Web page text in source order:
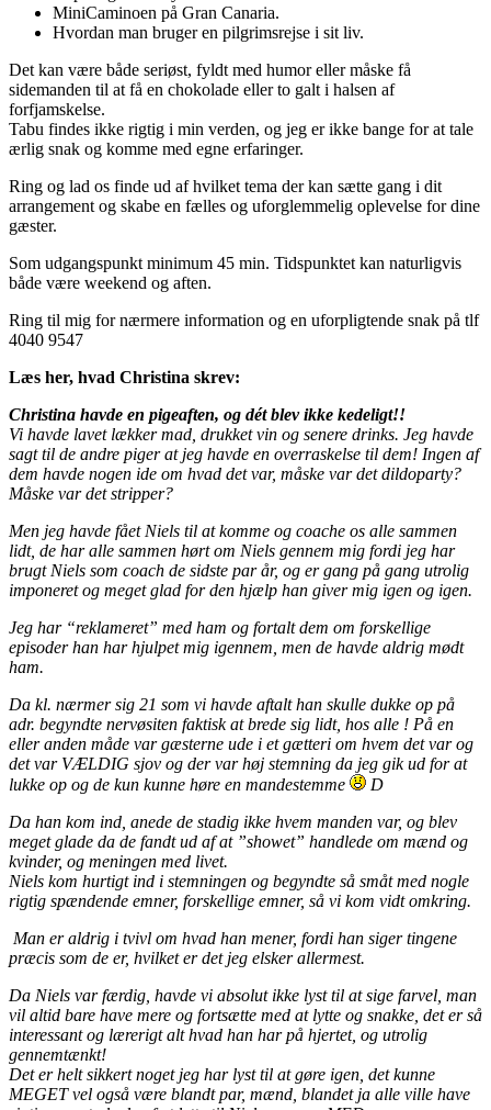
MiniCaminoen på Gran Canaria.
Hvordan man bruger en pilgrimsrejse i sit liv.
Det kan være både seriøst, fyldt med humor eller måske få
sidemanden til at få en chokolade eller to galt i halsen af
forfjamskelse.
Tabu findes ikke rigtig i min verden, og jeg er ikke bange for at tale
ærlig snak og komme med egne erfaringer.
Ring og lad os finde ud af hvilket tema der kan sætte gang i dit
arrangement og skabe en fælles og uforglemmelig oplevelse for dine
gæster.
Som udgangspunkt minimum 45 min. Tidspunktet kan naturligvis
både være weekend og aften.
Ring til mig for nærmere information og en uforpligtende snak på tlf
4040 9547
Læs her, hvad Christina skrev:
Christina havde en pigeaften, og dét blev ikke kedeligt!!
Vi havde lavet lækker mad, drukket vin og senere drinks. Jeg havde
sagt til de andre piger at jeg havde en overraskelse til dem! Ingen af
dem havde nogen ide om hvad det var, måske var det dildoparty?
Måske var det stripper?
Men jeg havde fået Niels til at komme og coache os alle sammen
lidt, de har alle sammen hørt om Niels gennem mig fordi jeg har
brugt Niels som coach de sidste par år, og er gang på gang utrolig
imponeret og meget glad for den hjælp han giver mig igen og igen.
Jeg har “reklameret” med ham og fortalt dem om forskellige
episoder han har hjulpet mig igennem, men de havde aldrig mødt
ham.
Da kl. nærmer sig 21 som vi havde aftalt han skulle dukke op på
adr. begyndte nervøsiten faktisk at brede sig lidt, hos alle ! På en
eller anden måde var gæsterne ude i et gætteri om hvem det var og
det var VÆLDIG sjov og der var høj stemning da jeg gik ud for at
lukke op og de kun kunne høre en mandestemme
D
Da han kom ind, anede de stadig ikke hvem manden var, og blev
meget glade da de fandt ud af at ”showet” handlede om mænd og
kvinder, og meningen med livet.
Niels kom hurtigt ind i stemningen og begyndte så småt med nogle
rigtig spændende emner, forskellige emner, så vi kom vidt omkring.
Man er aldrig i tvivl om hvad han mener, fordi han siger tingene
præcis som de er, hvilket er det jeg elsker allermest.
Da Niels var færdig, havde vi absolut ikke lyst til at sige farvel, man
vil altid bare have mere og fortsætte med at lytte og snakke, det er så
interessant og lærerigt alt hvad han har på hjertet, og utrolig
gennemtænkt!
Det er helt sikkert noget jeg har lyst til at gøre igen, det kunne
MEGET vel også være blandt par, mænd, blandet ja alle ville have